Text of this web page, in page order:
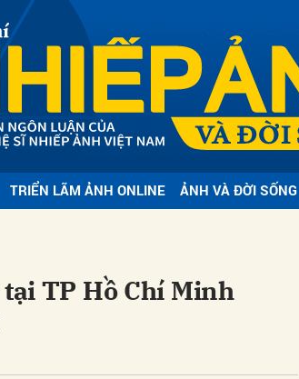
TRIỂN LÃM ẢNH ONLINE ẢNH VÀ ĐỜI SỐNG
TP Hồ Chí Minh